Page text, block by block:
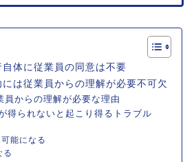
体に従業員の同意は不要
は従業員からの理解が必要不可欠
員からの理解が必要な理由
得られないと起こり得るトラブル
能になる
る